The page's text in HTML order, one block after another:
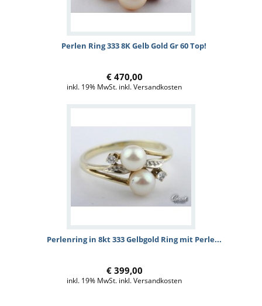
Perlen Ring 333 8K Gelb Gold Gr 60 Top!
€ 470,00
inkl. 19% MwSt. inkl. Versandkosten
Perlenring in 8kt 333 Gelbgold Ring mit Perle...
€ 399,00
inkl. 19% MwSt. inkl. Versandkosten